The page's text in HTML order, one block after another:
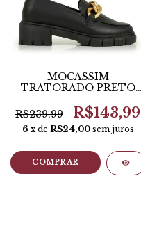
MOCASSIM
TRATORADO PRETO
R$239,99
R$143,99
6 x de R$24,00 sem juros
COMPRAR